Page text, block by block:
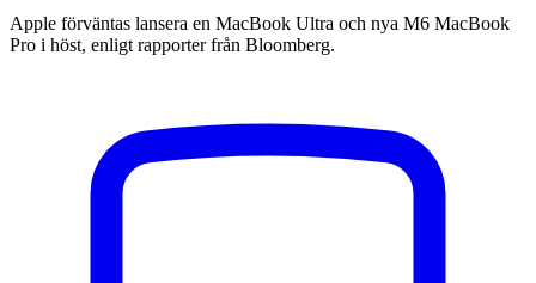
Apple förväntas lansera en MacBook Ultra och nya M6 MacBook
Pro i höst, enligt rapporter från Bloomberg.